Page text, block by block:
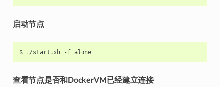
启动节点
$ ./start.sh -f alone
查看节点是否和DockerVM已经建立连接